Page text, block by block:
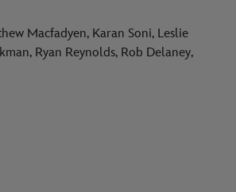
Macfadyen, Karan Soni, Leslie
Ryan Reynolds, Rob Delaney,